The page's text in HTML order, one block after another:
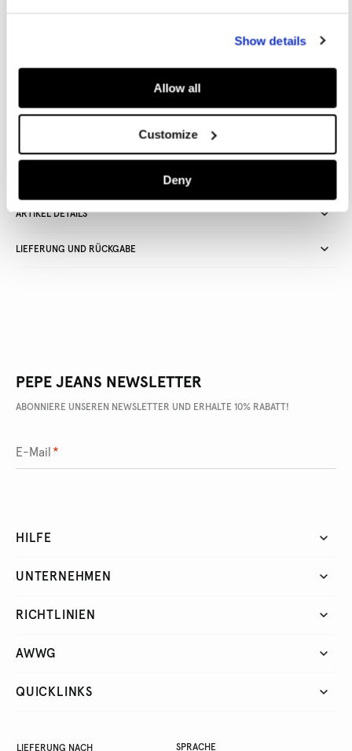
Show details
Allow all
Customize
Deny
Rückgabe
ARTIKEL DETAILS
LIEFERUNG UND RÜCKGABE
PEPE JEANS NEWSLETTER
ABONNIERE UNSEREN NEWSLETTER UND ERHALTE 10% RABATT!
E-Mail *
HILFE
UNTERNEHMEN
RICHTLINIEN
AWWG
QUICKLINKS
LIEFERUNG NACH SPRACHE